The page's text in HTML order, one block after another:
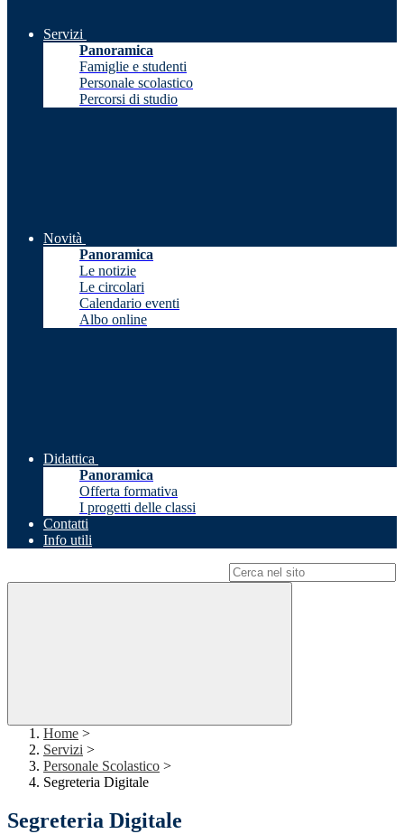
Servizi
Panoramica
Famiglie e studenti
Personale scolastico
Percorsi di studio
Novità
Panoramica
Le notizie
Le circolari
Calendario eventi
Albo online
Didattica
Panoramica
Offerta formativa
I progetti delle classi
Contatti
Info utili
Home >
Servizi >
Personale Scolastico >
Segreteria Digitale
Segreteria Digitale